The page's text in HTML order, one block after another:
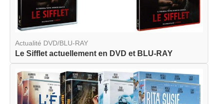
Actualité DVD/BLU-RAY
Le Sifflet actuellement en DVD et BLU-RAY